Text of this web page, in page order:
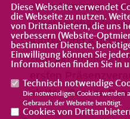
einer Führung
Klostergebäude
Kaffee und
zum persönlichen
ersten
akuten Corona
Diese Webseite verwendet
die Webseite zu nutzen.
von Drittanbietern, die uns
verbessern (Website-
bestimmter Dienste,
Einwilligung können Sie
Informationen finden Sie in
Technisch notwendige
Die notwendigen Cookies werden
Gebrauch der Webseite benötigt.
Cookies von